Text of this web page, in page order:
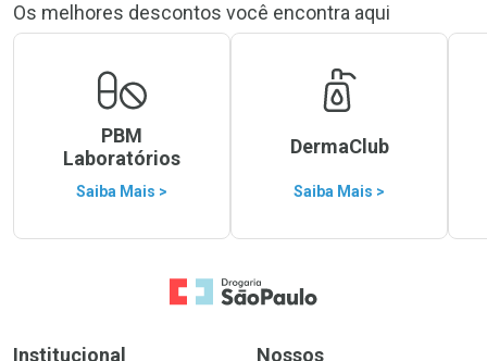
Os melhores descontos você encontra aqui
PBM
Laboratórios
Saiba Mais >
DermaClub
Saiba Mais >
Ir para a Home
Institucional
Nossos